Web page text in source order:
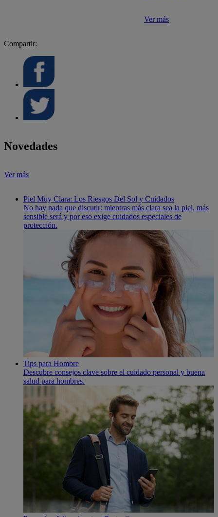
Ver más
Compartir:
Novedades
Ver más
Piel Muy Clara: Los Riesgos Del Sol y Cuidados
No hay nada que discutir: mientras más clara sea la piel, más
sensible será y por eso exige cuidados especiales de
protección.
Tips para Hombre
Descubre consejos clave sobre el cuidado personal y buena
salud para hombres.